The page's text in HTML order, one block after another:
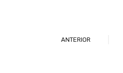
ANTERIOR